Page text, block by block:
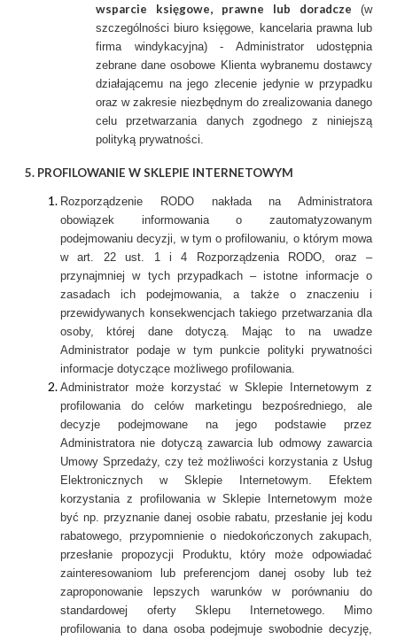
wsparcie księgowe, prawne lub doradcze (w
szczególności biuro księgowe, kancelaria prawna lub
firma windykacyjna) - Administrator udostępnia
zebrane dane osobowe Klienta wybranemu dostawcy
działającemu na jego zlecenie jedynie w przypadku
oraz w zakresie niezbędnym do zrealizowania danego
celu przetwarzania danych zgodnego z niniejszą
polityką prywatności.
5. PROFILOWANIE W SKLEPIE INTERNETOWYM
Rozporządzenie RODO nakłada na Administratora
obowiązek informowania o zautomatyzowanym
podejmowaniu decyzji, w tym o profilowaniu, o którym mowa
w art. 22 ust. 1 i 4 Rozporządzenia RODO, oraz –
przynajmniej w tych przypadkach – istotne informacje o
zasadach ich podejmowania, a także o znaczeniu i
przewidywanych konsekwencjach takiego przetwarzania dla
osoby, której dane dotyczą. Mając to na uwadze
Administrator podaje w tym punkcie polityki prywatności
informacje dotyczące możliwego profilowania.
Administrator może korzystać w Sklepie Internetowym z
profilowania do celów marketingu bezpośredniego, ale
decyzje podejmowane na jego podstawie przez
Administratora nie dotyczą zawarcia lub odmowy zawarcia
Umowy Sprzedaży, czy też możliwości korzystania z Usług
Elektronicznych w Sklepie Internetowym. Efektem
korzystania z profilowania w Sklepie Internetowym może
być np. przyznanie danej osobie rabatu, przesłanie jej kodu
rabatowego, przypomnienie o niedokończonych zakupach,
przesłanie propozycji Produktu, który może odpowiadać
zainteresowaniom lub preferencjom danej osoby lub też
zaproponowanie lepszych warunków w porównaniu do
standardowej oferty Sklepu Internetowego. Mimo
profilowania to dana osoba podejmuje swobodnie decyzję,